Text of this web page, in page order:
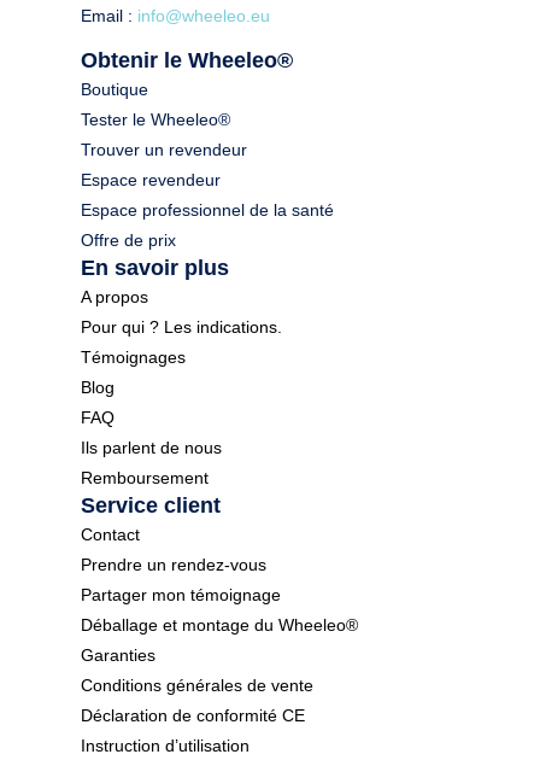
Email : info@wheeleo.eu
Obtenir le Wheeleo®
Boutique
Tester le Wheeleo®
Trouver un revendeur
Espace revendeur
Espace professionnel de la santé
Offre de prix
En savoir plus
A propos
Pour qui ? Les indications.
Témoignages
Blog
FAQ
Ils parlent de nous
Remboursement
Service client
Contact
Prendre un rendez-vous
Partager mon témoignage
Déballage et montage du Wheeleo®
Garanties
Conditions générales de vente
Déclaration de conformité CE
Instruction d’utilisation